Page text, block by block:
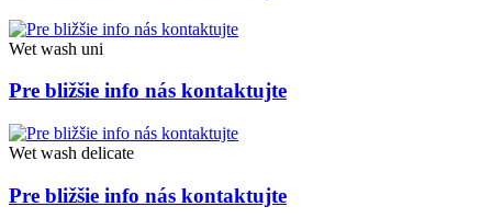
Wet wash uni
Pre bližšie info nás kontaktujte
Wet wash delicate
Pre bližšie info nás kontaktujte